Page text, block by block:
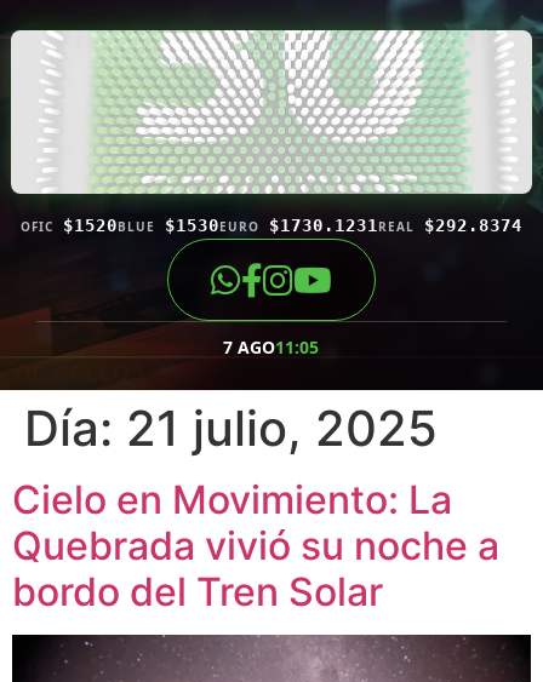
OFIC $1520BLUE $1530EURO $1730.1231 REAL $292.8374
7 AGO11:05
Día: 21 julio, 2025
Cielo en Movimiento: La
Quebrada vivió su noche a
bordo del Tren Solar